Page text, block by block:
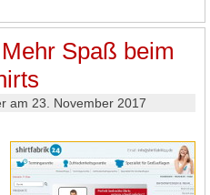
Spaß beim
am 23. November 2017